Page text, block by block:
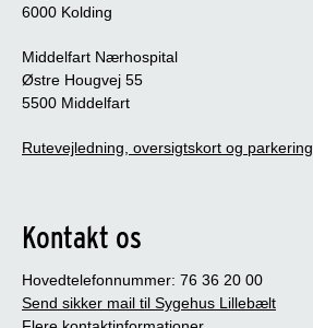
6000 Kolding
Middelfart Nærhospital
Østre Hougvej 55
5500 Middelfart
Rutevejledning, oversigtskort og parkering
Kontakt os
Hovedtelefonnummer: 76 36 20 00
Send sikker mail til Sygehus Lillebælt